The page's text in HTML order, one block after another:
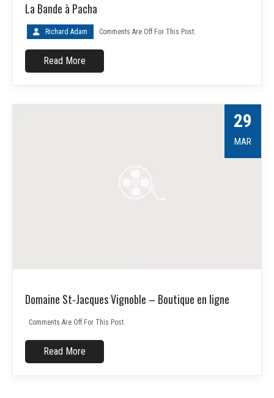
La Bande à Pacha
Richard Adam Comments Are Off For This Post.
Read More
29
MAR
Domaine St-Jacques Vignoble – Boutique en ligne
Comments Are Off For This Post.
Read More